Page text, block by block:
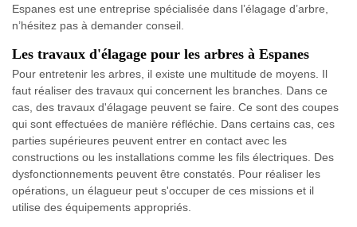
Espanes est une entreprise spécialisée dans l’élagage d’arbre,
n’hésitez pas à demander conseil.
Les travaux d'élagage pour les arbres à Espanes
Pour entretenir les arbres, il existe une multitude de moyens. Il
faut réaliser des travaux qui concernent les branches. Dans ce
cas, des travaux d'élagage peuvent se faire. Ce sont des coupes
qui sont effectuées de manière réfléchie. Dans certains cas, ces
parties supérieures peuvent entrer en contact avec les
constructions ou les installations comme les fils électriques. Des
dysfonctionnements peuvent être constatés. Pour réaliser les
opérations, un élagueur peut s'occuper de ces missions et il
utilise des équipements appropriés.